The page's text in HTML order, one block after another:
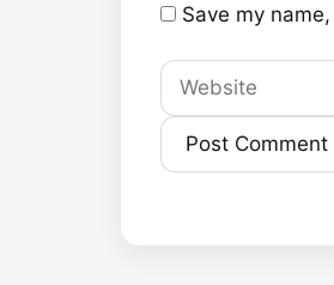
Save my
Website